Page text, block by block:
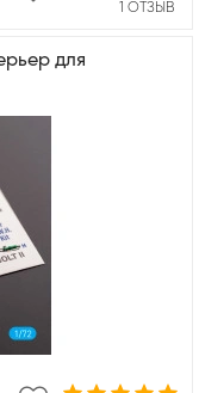
1 ОТЗЫВ
для